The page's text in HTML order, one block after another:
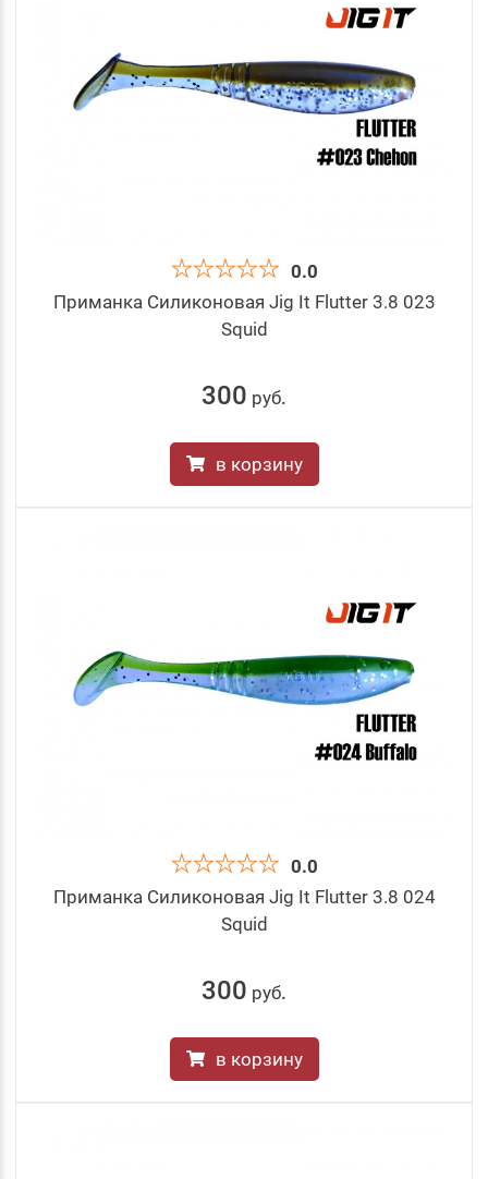
0.0
Приманка Силиконовая Jig It Flutter 3.8 023
Squid
300 руб.
в корзину
0.0
Приманка Силиконовая Jig It Flutter 3.8 024
Squid
300 руб.
в корзину